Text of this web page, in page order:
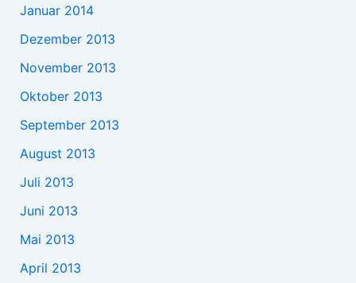
Januar 2014
Dezember 2013
November 2013
Oktober 2013
September 2013
August 2013
Juli 2013
Juni 2013
Mai 2013
April 2013